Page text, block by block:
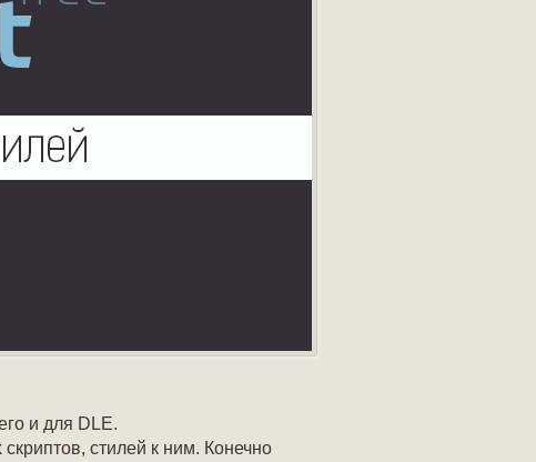
и для DLE.
стилей к ним. Конечно